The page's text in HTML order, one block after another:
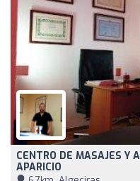
CENTRO DE MASAJES Y
APARICIO